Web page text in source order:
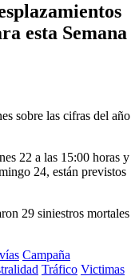
esta Semana
sobre las cifras del año
22 a las 15:00 horas y
24, están previstos
29 siniestros mortales
Campaña
Tráfico Victimas